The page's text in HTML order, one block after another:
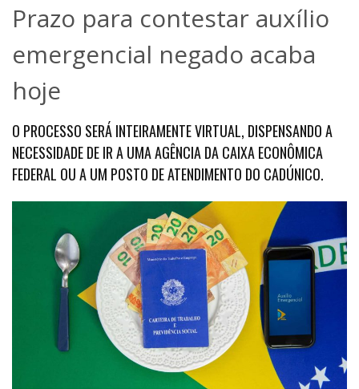
Prazo para contestar auxílio
emergencial negado acaba
hoje
O PROCESSO SERÁ INTEIRAMENTE VIRTUAL, DISPENSANDO A
NECESSIDADE DE IR A UMA AGÊNCIA DA CAIXA ECONÔMICA
FEDERAL OU A UM POSTO DE ATENDIMENTO DO CADÚNICO.